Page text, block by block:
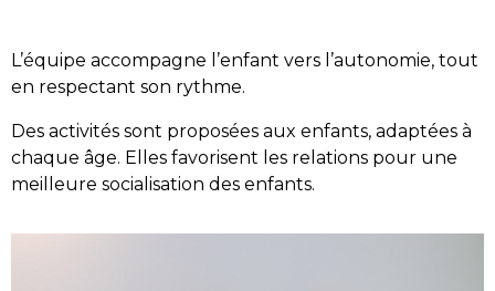
L’équipe accompagne l’enfant vers l’autonomie, tout
en respectant son rythme.
Des activités sont proposées aux enfants, adaptées à
chaque âge. Elles favorisent les relations pour une
meilleure socialisation des enfants.